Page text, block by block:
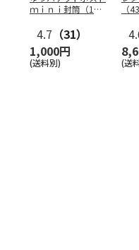
ｍｉｎｉ封筒（1個
4.7 （31）
1,000円
(送料別)
（
(送